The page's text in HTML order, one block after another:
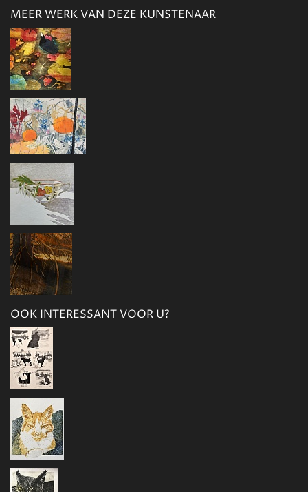
MEER WERK VAN DEZE KUNSTENAAR
OOK INTERESSANT VOOR U?